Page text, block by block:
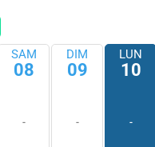
SAM
08
-
DIM
09
-
LUN
10
-